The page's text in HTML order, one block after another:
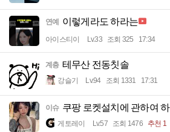
연예 이렇게라도 하라는
아이스티이 Lv.33 조회 325 17:34
계층 테무산 전동칫솔
강슬기 Lv.94 조회 1331 17:31
이슈 쿠팡 로켓설치에 관하여
게토레이 Lv.57 조회 1476 추천 1